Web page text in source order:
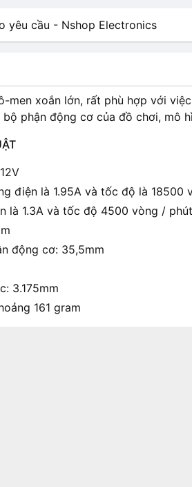
men xoắn lớn, rất phù hợp với
phận động cơ của đồ chơi, mô
điện là 1.95A và tốc độ là 18500
là 1.3A và tốc độ 4500 vòng /
động cơ: 35,5mm
3.175mm
161 gram